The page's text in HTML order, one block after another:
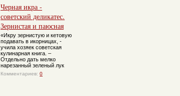
Черная икра -
советский деликатес.
Зернистая и паюсная
«Икру зернистую и кетовую
подавать в икорницах, -
учила хозяек советская
кулинарная книга. –
Отдельно дать мелко
нарезанный зеленый лук
Комментариев: 0